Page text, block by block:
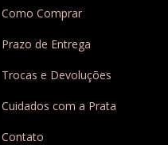
Como Comprar
Prazo de Entrega
Trocas e Devoluções
Cuidados com a Prata
Contato